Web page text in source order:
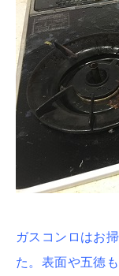
ガスコンロはお
た。表面や五徳